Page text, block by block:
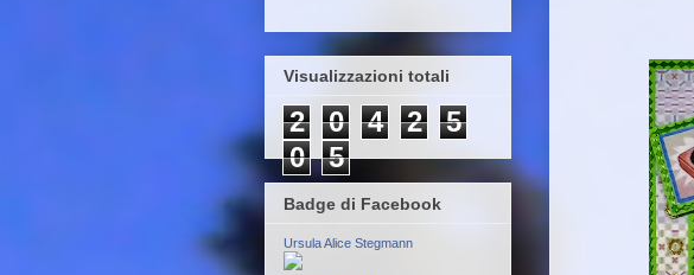
Visualizzazioni totali
2 0 4 2
5
0
5
Badge di Facebook
Ursula Alice Stegmann